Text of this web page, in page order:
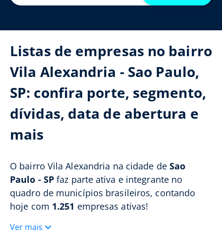
Listas de empresas no bairro
Vila Alexandria - Sao Paulo,
SP: confira porte, segmento,
dívidas, data de abertura e
mais
O bairro Vila Alexandria na cidade de Sao
Paulo - SP faz parte ativa e integrante no
quadro de municípios brasileiros, contando
hoje com 1.251 empresas ativas!
Ver mais